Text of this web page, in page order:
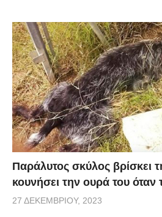
Παράλυτος σκύλος βρίσκει
κουνήσει την ουρά του όταν
27 ΔΕΚΕΜΒΡΊΟΥ, 2023